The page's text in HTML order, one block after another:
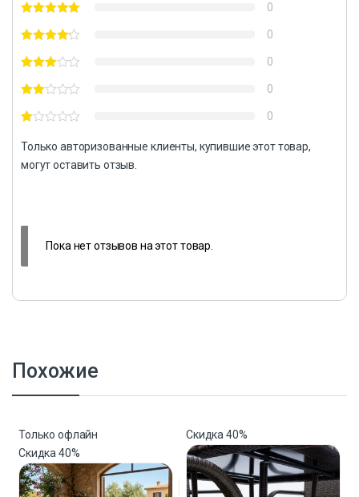
0
0
0
0
0
Только авторизованные клиенты, купившие этот товар,
могут оставить отзыв.
Пока нет отзывов на этот товар.
Похожие
Только офлайн
Скидка40%
Скидка40%